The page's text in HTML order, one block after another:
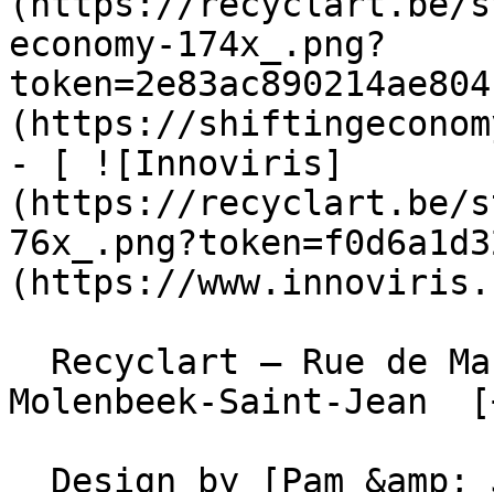
economy-174x_.png?
(https://
- [ ![Innoviris]
(https://recyclart.be/
(https://
Molenbeek-Saint-